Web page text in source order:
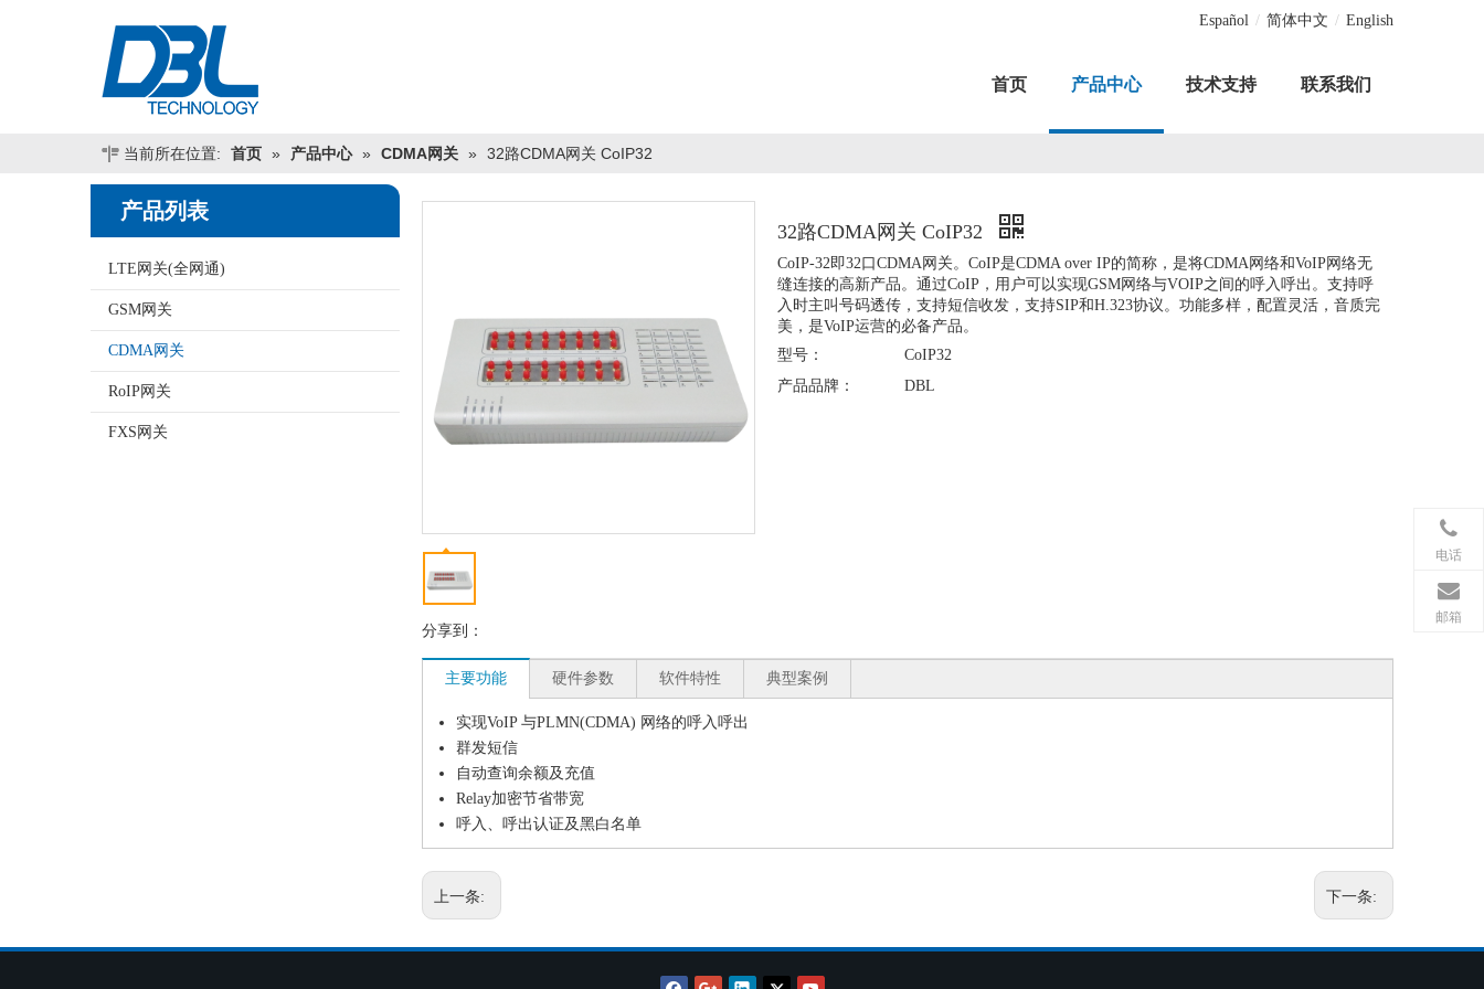
Español / 简体中文 / English
首页 产品中心 技术支持 联系我们
当前所在位置: 首页 » 产品中心 » CDMA网关 » 32路CDMA网关 CoIP32
产品列表
LTE网关(全网通)
GSM网关
CDMA网关
RoIP网关
FXS网关
分享到：
32路CDMA网关 CoIP32
CoIP-32即32口CDMA网关。CoIP是CDMA over IP的简称，是将CDMA网络和VoIP网络无
缝连接的高新产品。通过CoIP，用户可以实现GSM网络与VOIP之间的呼入呼出。支持呼
入时主叫号码透传，支持短信收发，支持SIP和H.323协议。功能多样，配置灵活，音质完
美，是VoIP运营的必备产品。
型号：
CoIP32
产品品牌：
DBL
主要功能 硬件参数 软件特性 典型案例
实现VoIP 与PLMN(CDMA) 网络的呼入呼出
群发短信
自动查询余额及充值
Relay加密节省带宽
呼入、呼出认证及黑白名单
上一条: 下一条:
电话
邮箱